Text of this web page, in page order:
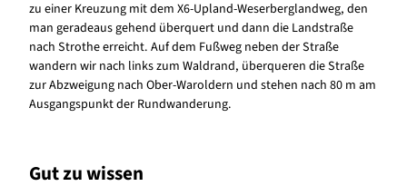
zu einer Kreuzung mit dem X6-Upland-Weserberglandweg, den
man geradeaus gehend überquert und dann die Landstraße
nach Strothe erreicht. Auf dem Fußweg neben der Straße
wandern wir nach links zum Waldrand, überqueren die Straße
zur Abzweigung nach Ober-Waroldern und stehen nach 80 m am
Ausgangspunkt der Rundwanderung.
Gut zu wissen